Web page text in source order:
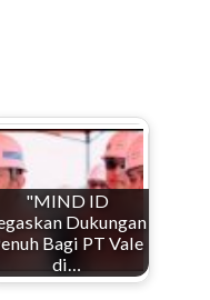
"MIND ID
Dukungan
Bagi PT Vale
di…